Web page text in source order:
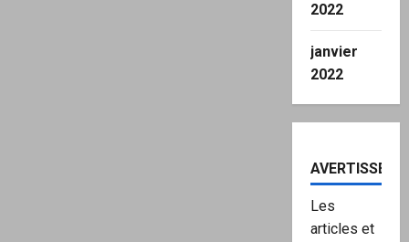
2022
janvier
2022
Les
articles et